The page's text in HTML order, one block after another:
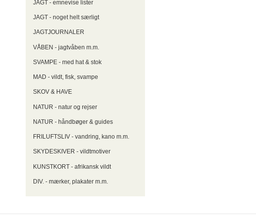
JAGT - emnevise lister
JAGT - noget helt særligt
JAGTJOURNALER
VÅBEN - jagtvåben m.m.
SVAMPE - med hat & stok
MAD - vildt, fisk, svampe
SKOV & HAVE
NATUR - natur og rejser
NATUR - håndbøger & guides
FRILUFTSLIV - vandring, kano m.m.
SKYDESKIVER - vildtmotiver
KUNSTKORT - afrikansk vildt
DIV. - mærker, plakater m.m.